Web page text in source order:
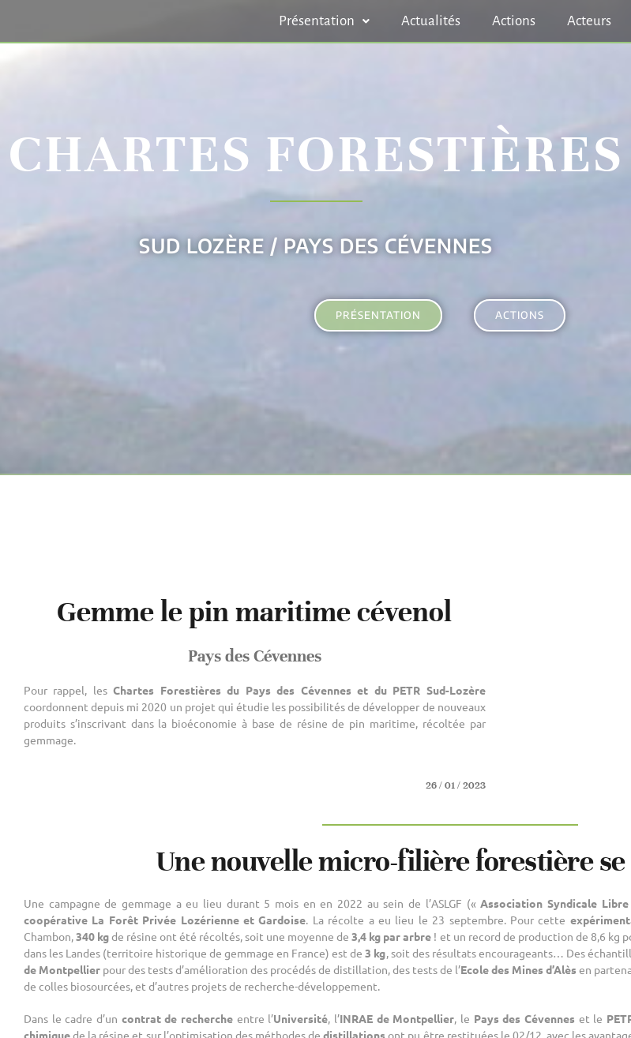
Présentation Actualités Actions Acteurs
CHARTES FORESTIÈRES
SUD LOZÈRE / PAYS DES CÉVENNES
PRÉSENTATION ACTIONS
Gemme le pin maritime cévenol
Pays des Cévennes
Pour rappel, lesChartes Forestières du Pays des Cévennes et du PETR Sud-Lozère
coordonnent depuis mi 2020 un projet qui étudie les possibilités de développer de nouveaux
produits s’inscrivant dans la bioéconomie à base de résine de pin maritime, récoltée par
gemmage.
26 / 01 / 2023
Une nouvelle micro-filière forestière
Une campagne de gemmage a eu lieu durant 5 mois en en 2022 au sein de l’ASLGF («Association Syndicale
coopérative La Forêt Privée Lozérienne et Gardoise. La récolte a eu lieu le 23 septembre. Pour cette
Chambon,340 kgde résine ont été récoltés, soit une moyenne de3,4 kg par arbre ! et un record de production de 8,6 kg
dans les Landes (territoire historique de gemmage en France) est de3 kg, soit des résultats encourageants… Des
de Montpellier pour des tests d’amélioration des procédés de distillation, des tests de l’Ecole des Mines d’Alès en
de colles biosourcées, et d’autres projets de recherche-développement.
Dans le cadre d’un contrat de recherche entre l’Université, l’INRAE de Montpellier, le Pays des Cévennes et le
chimiquede la résine et sur l’optimisation des méthodes dedistillations ont pu être restituées le 02/12, avec les